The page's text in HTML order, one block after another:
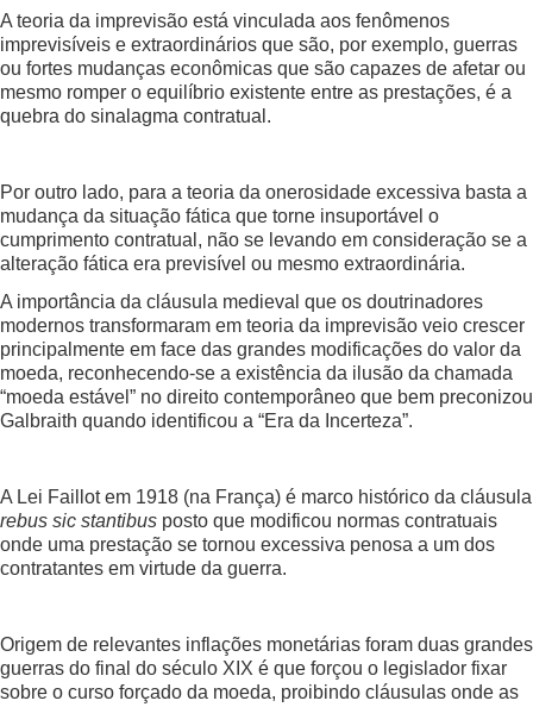
A teoria da imprevisão está vinculada aos fenômenos
imprevisíveis e extraordinários que são, por exemplo, guerras
ou fortes mudanças econômicas que são capazes de afetar ou
mesmo romper o equilíbrio existente entre as prestações, é a
quebra do sinalagma contratual.
Por outro lado, para a teoria da onerosidade excessiva basta a
mudança da situação fática que torne insuportável o
cumprimento contratual, não se levando em consideração se a
alteração fática era previsível ou mesmo extraordinária.
A importância da cláusula medieval que os doutrinadores
modernos transformaram em teoria da imprevisão veio crescer
principalmente em face das grandes modificações do valor da
moeda, reconhecendo-se a existência da ilusão da chamada
“moeda estável” no direito contemporâneo que bem preconizou
Galbraith quando identificou a “Era da Incerteza”.
A Lei Faillot em 1918 (na França) é marco histórico da cláusula
rebus sic stantibus posto que modificou normas contratuais
onde uma prestação se tornou excessiva penosa a um dos
contratantes em virtude da guerra.
Origem de relevantes inflações monetárias foram duas grandes
guerras do final do século XIX é que forçou o legislador fixar
sobre o curso forçado da moeda, proibindo cláusulas onde as